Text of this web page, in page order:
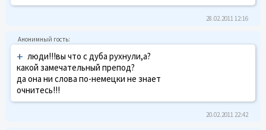
28.02.2011 12:16
+ люди!!!вы что с дуба рухнули,а?
какой замечательный препод?
да она ни слова по-немецки не знает
очнитесь!!!
20.02.2011 22:42